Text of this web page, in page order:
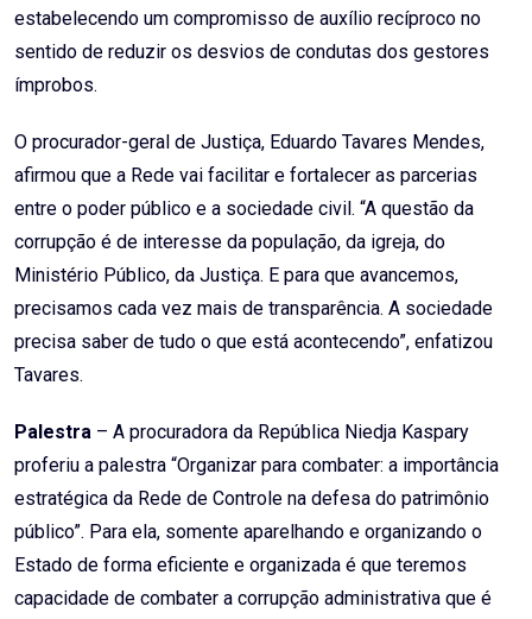
estabelecendo um compromisso de auxílio recíproco no
sentido de reduzir os desvios de condutas dos gestores
ímprobos.
O procurador-geral de Justiça, Eduardo Tavares Mendes,
afirmou que a Rede vai facilitar e fortalecer as parcerias
entre o poder público e a sociedade civil. “A questão da
corrupção é de interesse da população, da igreja, do
Ministério Público, da Justiça. E para que avancemos,
precisamos cada vez mais de transparência. A sociedade
precisa saber de tudo o que está acontecendo”, enfatizou
Tavares.
Palestra – A procuradora da República Niedja Kaspary
proferiu a palestra “Organizar para combater: a importância
estratégica da Rede de Controle na defesa do patrimônio
público”. Para ela, somente aparelhando e organizando o
Estado de forma eficiente e organizada é que teremos
capacidade de combater a corrupção administrativa que é